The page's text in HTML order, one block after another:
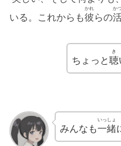
いる。これからも彼
かれ
らの
か
ちょっと聴
き
みんなも一緒
いっしょ